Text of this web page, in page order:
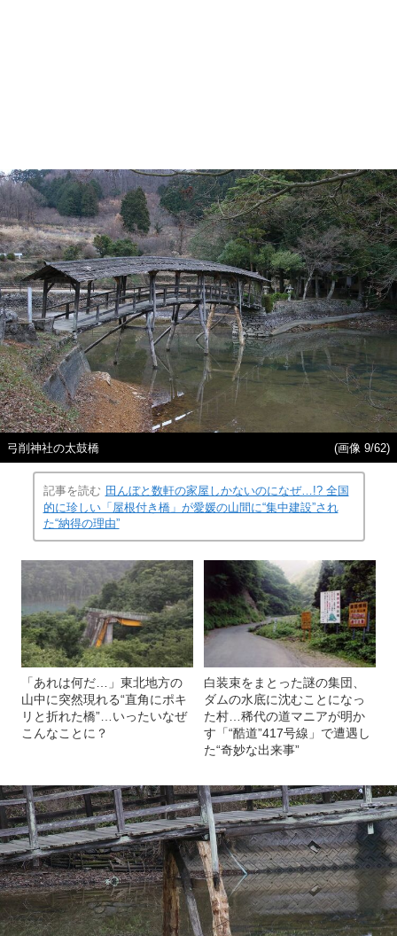
弓削神社の太鼓橋 (画像 9/62)
記事を読む 田んぼと数軒の家屋しかないのになぜ…!? 全国
的に珍しい「屋根付き橋」が愛媛の山間に“集中建設”され
た“納得の理由”
「あれは何だ…」東北地方の
山中に突然現れる“直角にポキ
リと折れた橋”…いったいなぜ
こんなことに？
白装束をまとった謎の集団、
ダムの水底に沈むことになっ
た村…稀代の道マニアが明か
す「“酷道”417号線」で遭遇し
た“奇妙な出来事”